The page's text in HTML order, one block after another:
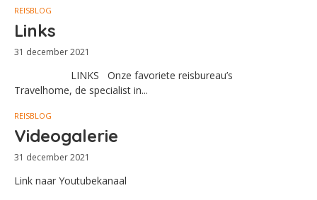
REISBLOG
Links
31 december 2021
LINKS Onze favoriete reisbureau’s
Travelhome, de specialist in...
REISBLOG
Videogalerie
31 december 2021
Link naar Youtubekanaal